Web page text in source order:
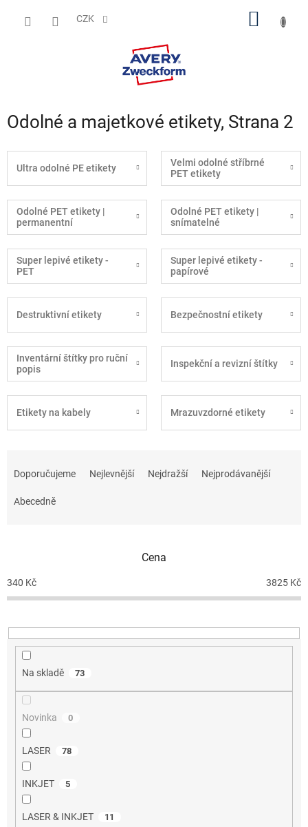
CZK
Odolné a majetkové etikety, Strana 2
Ultra odolné PE etikety
Velmi odolné stříbrné
PET etikety
Odolné PET etikety |
permanentní
Odolné PET etikety |
snímatelné
Super lepivé etikety -
PET
Super lepivé etikety -
papírové
Destruktivní etikety Bezpečnostní etikety
Inventární štítky pro ruční
popis
Inspekční a revizní štítky
Etikety na kabely Mrazuvzdorné etikety
o
d
k
t
Doporučujeme Nejlevnější Nejdražší Nejprodávanější
Abecedně
Cena
340 Kč 3825 Kč
Na skladě 73
Novinka 0
LASER 78
INKJET 5
LASER & INKJET 11